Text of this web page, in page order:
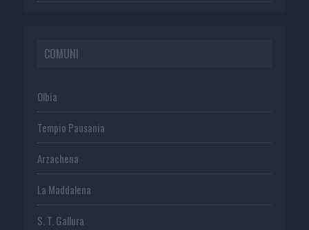
COMUNI
Olbia
Tempio Pausania
Arzachena
La Maddalena
S. T. Gallura